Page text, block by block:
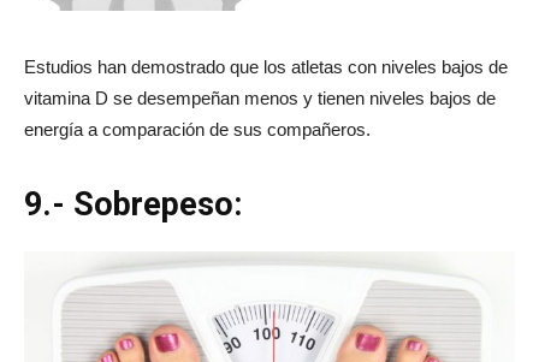
Estudios han demostrado que los atletas con niveles bajos de
vitamina D se desempeñan menos y tienen niveles bajos de
energía a comparación de sus compañeros.
9.- Sobrepeso: